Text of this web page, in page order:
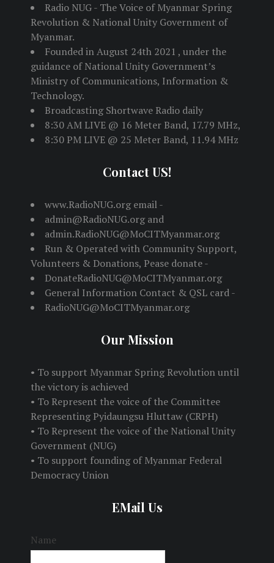
Radio NUG - The Voice of Myanmar Spring
Revolution & National Unity Government of
Myanmar.
Founded in August 24th 2021 , under the
guidance of National Unity Government’s
Ministry of Communications, Information &
Technology.
Broadcasting Shortwave Radio daily
8:30 AM LIVE @ 16 Meter Band, 17.79 MHz,
8:30 PM LIVE @ 25 Meter Band, 11.94 MHz
Contact US!
www.RadioNUG.org email -
admin@RadioNUG.org and
admin.RadioNUG@MoCITMyanmar.org
Run & Operated with Community Support,
Volunteers & Donations, Pease donate -
DonateRadioNUG@MoCITMyanmar.org
General Information Contact & QSL card -
RadioNUG@MoCITMyanmar.org
Our Mission
• To support Myanmar Spring Revolution until
the victory is achieved
• To Represent the voice of the Committee
Representing Pyidaungsu Hluttaw (CRPH)
• To Represent the voice of the National Unity
Government (NUG)
• To support founding of Myanmar Federal
Democracy Union
EMail Us
Name